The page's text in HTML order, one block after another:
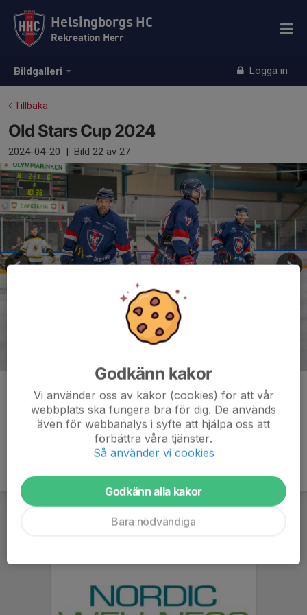
Bildgalleri Logga in
Helsingborgs HC
Rekreation Herr
Tillbaka
Old Stars Cup 2024
2024-04-20 | Bild 22 av 27
Kommentarer
Godkänn kakor
Vi använder oss av kakor (cookies) för att vår
webbplats ska fungera bra för dig. De används
även för webbanalys i syfte att hjälpa oss att
förbättra våra tjänster.
Så använder vi cookies
Godkänn alla kakor
Bara nödvändiga